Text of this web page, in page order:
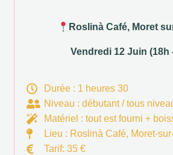
Roslinà Café, Moret
Vendredi 12 Juin (18h
Durée : 1 heures 30
Niveau : débutant / tous
Matériel : tout est fourni +
Lieu : Roslinà Café, Moret-
Tarif: 35 €